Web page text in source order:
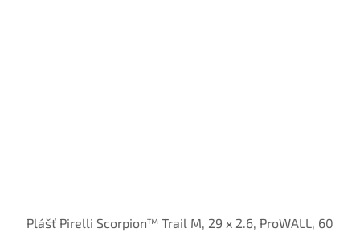
Plášť Pirelli Scorpion™ Trail M, 29 x 2.6, ProWALL, 60